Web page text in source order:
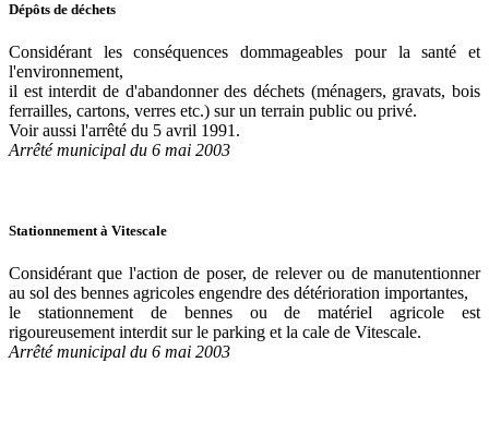
Dépôts de déchets
Considérant les conséquences dommageables pour la santé et
l'environnement,
il est interdit de d'abandonner des déchets (ménagers, gravats, bois
ferrailles, cartons, verres etc.) sur un terrain public ou privé.
Voir aussi l'arrêté du 5 avril 1991.
Arrêté municipal du 6 mai 2003
Stationnement à Vitescale
Considérant que l'action de poser, de relever ou de manutentionner
au sol des bennes agricoles engendre des détérioration importantes,
le stationnement de bennes ou de matériel agricole est
rigoureusement interdit sur le parking et la cale de Vitescale.
Arrêté municipal du 6 mai 2003